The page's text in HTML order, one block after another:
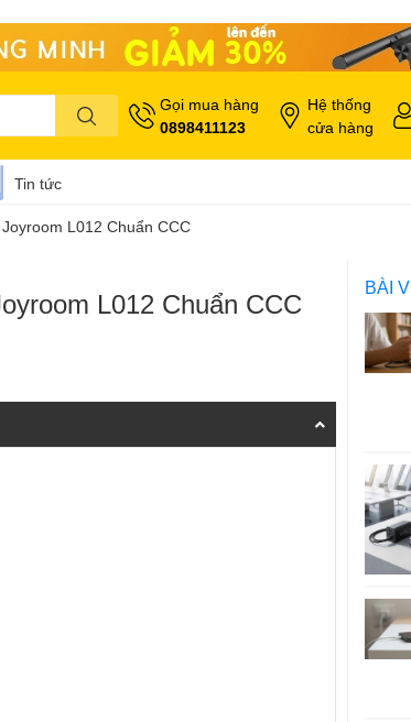
Gọi mua hàng
0898411123
Hệ thống
cửa hàng
Tin tức
L012 Chuẩn CCC
L012 Chuẩn CCC
BÀI